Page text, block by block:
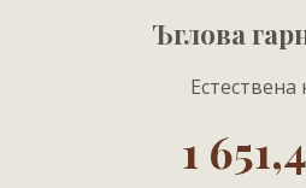
Ъглова
Естествена
1